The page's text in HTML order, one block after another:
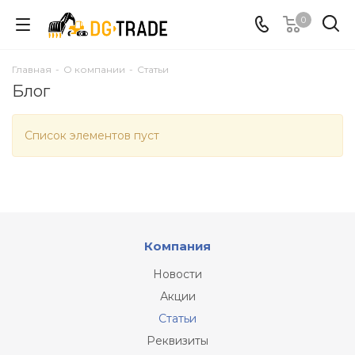
0
Главная - О компании - Статьи
Блог
Список элементов пуст
Компания
Новости
Акции
Статьи
Реквизиты